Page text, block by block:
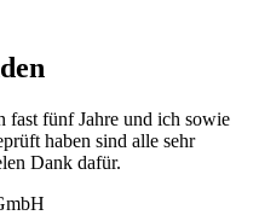
fast fünf Jahre und ich sowie
haben sind alle sehr
Dank dafür.